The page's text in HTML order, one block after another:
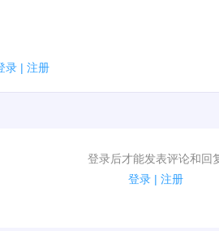
录 | 注册
登录后才能发表评论和回
登录 | 注册
用户可以发表评论了！